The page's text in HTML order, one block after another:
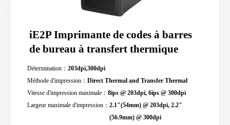
iE2P Imprimante de codes à barres
de bureau à transfert thermique
Détermination：203dpi,300dpi
Méthode d'impression：Direct Thermal and Transfer Thermal
Vitesse d'impression maximale：8ips @ 203dpi, 6ips @ 300dpi
Largeur maximale d'impression：2.1"(54mm) @ 203dpi, 2.2"
(56.9mm) @ 300dpi